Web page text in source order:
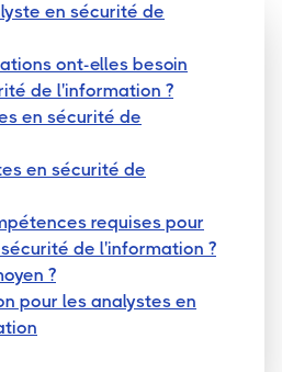
en sécurité de
ont-elles besoin
de l'information ?
en sécurité de
en sécurité de
requises pour
de l'information ?
?
pour les analystes en